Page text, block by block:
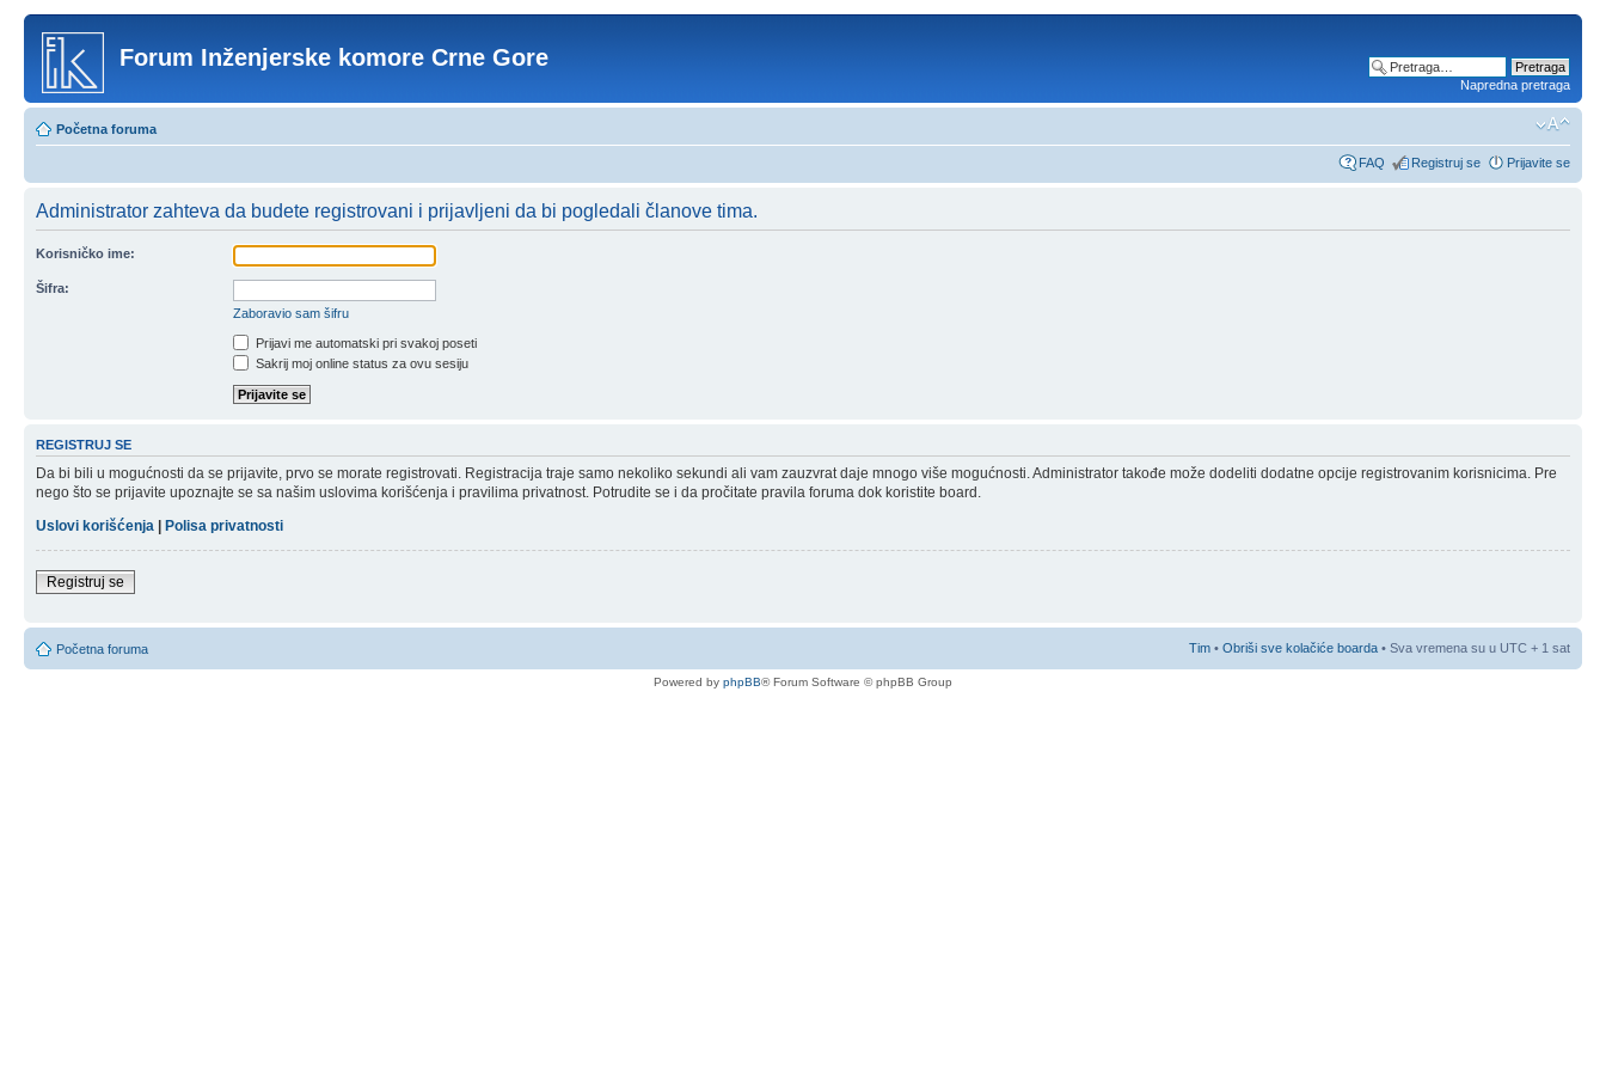
Forum Inženjerske komore Crne Gore
Napredna pretraga
Početna foruma
FAQ Registruj se Prijavite se
Administrator zahteva da budete registrovani i prijavljeni da bi pogledali članove tima.
Korisničko ime:
Šifra:
Zaboravio sam šifru
Prijavi me automatski pri svakoj poseti
Sakrij moj online status za ovu sesiju
REGISTRUJ SE
Da bi bili u mogućnosti da se prijavite, prvo se morate registrovati. Registracija traje samo nekoliko sekundi ali vam zauzvrat daje mnogo više mogućnosti. Administrator takođe može dodeliti dodatne opcije registrovanim korisnicima. Pre
nego što se prijavite upoznajte se sa našim uslovima korišćenja i pravilima privatnost. Potrudite se i da pročitate pravila foruma dok koristite board.
Uslovi korišćenja | Polisa privatnosti
Registruj se
Početna foruma Tim • Obriši sve kolačiće boarda • Sva vremena su u UTC + 1 sat
Powered by phpBB® Forum Software © phpBB Group